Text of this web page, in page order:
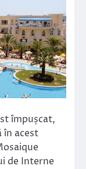
împușcat,
în acest
de Interne